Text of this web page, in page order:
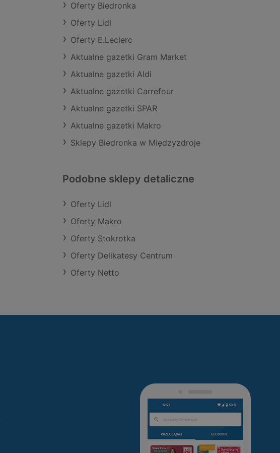
Oferty Biedronka
Oferty Lidl
Oferty E.Leclerc
Aktualne gazetki Gram Market
Aktualne gazetki Aldi
Aktualne gazetki Carrefour
Aktualne gazetki SPAR
Aktualne gazetki Makro
Sklepy Biedronka w Międzyzdroje
Podobne sklepy detaliczne
Oferty Lidl
Oferty Makro
Oferty Stokrotka
Oferty Delikatesy Centrum
Oferty Netto